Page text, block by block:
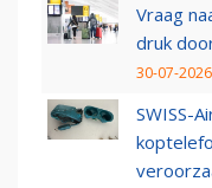
Vraag
druk
30-07-
SWISS-